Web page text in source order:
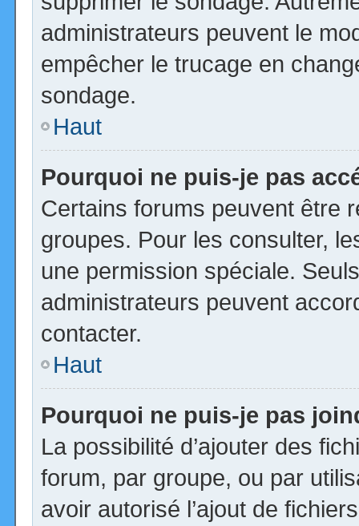
administrateurs peuvent le
empêcher le trucage en
sondage.
Haut
Pourquoi ne puis-je pas
Certains forums peuvent être
groupes. Pour les consulter,
une permission spéciale.
administrateurs peuvent
contacter.
Haut
Pourquoi ne puis-je pas
La possibilité d’ajouter des
forum, par groupe, ou par
avoir autorisé l’ajout de